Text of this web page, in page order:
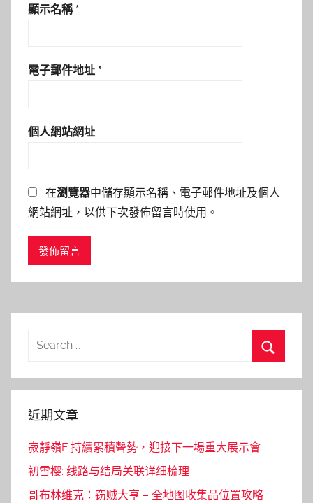
顯示名稱 *
電子郵件地址 *
個人網站網址
在瀏覽器中儲存顯示名稱、電子郵件地址及個人
網站網址，以供下次發佈留言時使用。
Search
近期文章
寂靜嶺F 持續累積聲勢，迎接下一場重大展示會
初雪樱: 线路与结局关联详细梳理
哥布林维克：窃贼大亨 – 全地图收集品位置攻略